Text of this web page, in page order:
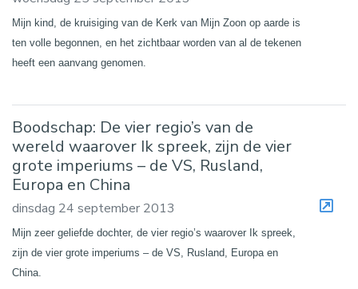
Mijn kind, de kruisiging van de Kerk van Mijn Zoon op aarde is
ten volle begonnen, en het zichtbaar worden van al de tekenen
heeft een aanvang genomen.
Boodschap: De vier regio’s van de
wereld waarover Ik spreek, zijn de vier
grote imperiums – de VS, Rusland,
Europa en China
dinsdag 24 september 2013
Mijn zeer geliefde dochter, de vier regio’s waarover Ik spreek,
zijn de vier grote imperiums – de VS, Rusland, Europa en
China.